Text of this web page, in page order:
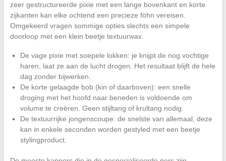
zeer gestructureerde pixie met een lange bovenkant en korte
zijkanten kan elke ochtend een precieze föhn vereisen.
Omgekeerd vragen sommige opties slechts een simpele
doorloop met een klein beetje textuurwax.
De vage pixie met soepele lokken: je knijpt de nog vochtige
haren, laat ze aan de lucht drogen. Het resultaat blijft de hele
dag zonder bijwerken.
De korte gelaagde bob (kin of daarboven): een snelle
droging met het hoofd naar beneden is voldoende om
volume te creëren. Geen stijltang of krultang nodig.
De textuurrijke jongenscoupe: de snelste van allemaal, deze
kan in enkele seconden worden gestyled met een beetje
stylingproduct.